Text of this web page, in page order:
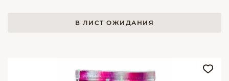
В ЛИСТ ОЖИДАНИЯ